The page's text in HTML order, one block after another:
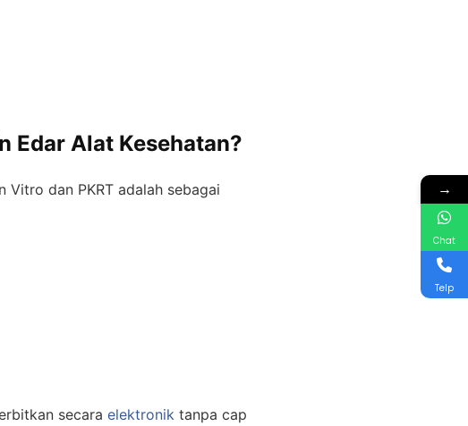
Edar Alat Kesehatan?
dan PKRT adalah sebagai
secara elektronik tanpa cap
→
Chat
Telp